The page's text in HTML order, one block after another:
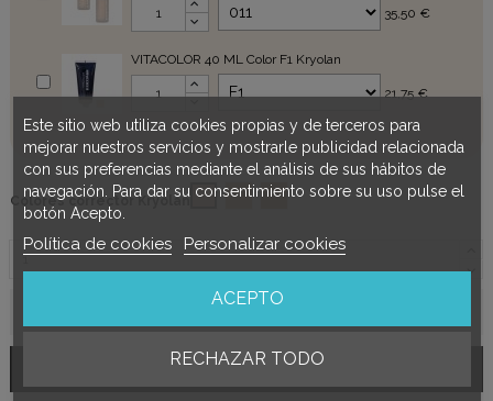
35,50 €
VITACOLOR 40 ML Color F1 Kryolan
21,75 €
Colores corrector Kryolan 01 02 03
Este sitio web utiliza cookies propias y de terceros para
mejorar nuestros servicios y mostrarle publicidad relacionada
con sus preferencias mediante el análisis de sus hábitos de
navegación. Para dar su consentimiento sobre su uso pulse el
botón Acepto.
Política de cookies Personalizar cookies
RECHAZAR TODO
ACEPTO